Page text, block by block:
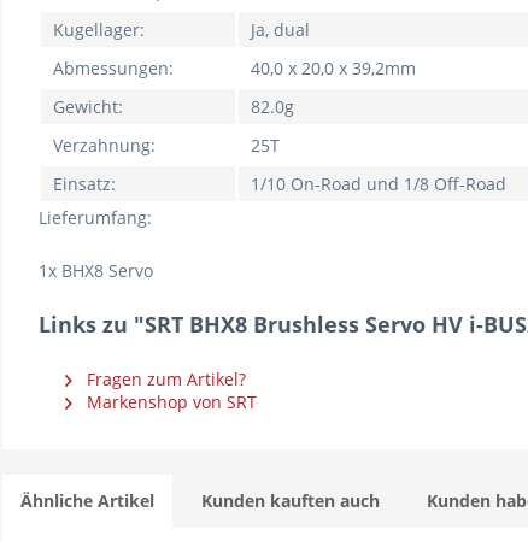
Kugellager:
Ja, dual
Abmessungen:
40,0 x 20,0 x 39,2mm
Gewicht:
82.0g
Verzahnung:
25T
Einsatz:
1/10 On-Road und 1/8 Off-Road
Lieferumfang:
1x BHX8 Servo
Links zu "SRT BHX8 Brushless Servo HV i-
Fragen zum Artikel?
Markenshop von SRT
Ähnliche Artikel Kunden kauften auch Kunden